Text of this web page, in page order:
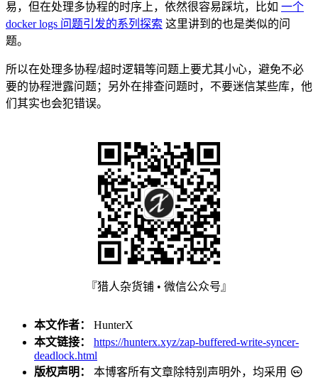
易，但在处理多协程的时序上，依然很容易踩坑，比如 一个
docker logs 问题引发的系列探索 这里讲到的也是类似的问
题。
所以在处理多协程/超时逻辑等问题上要尤其小心，避免不必
要的协程泄露问题；另外在排查问题时，不要迷信某些库，他
们其实也会犯错误。
『猎人杂货铺 • 微信公众号』
本文作者： HunterX
本文链接：
https://hunterx.xyz/zap-buffered-write-syncer-
deadlock.html
版权声明： 本博客所有文章除特别声明外，均采用